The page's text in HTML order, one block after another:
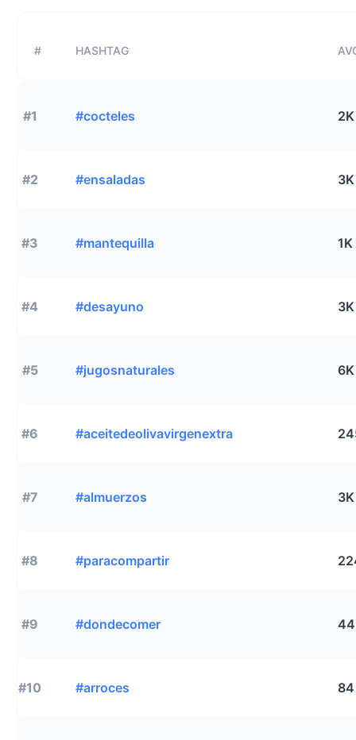
# HASHTAG
#1 #cocteles 2K
#2 #ensaladas 3K
#3 #mantequilla 1K
#4 #desayuno 3K
#5 #jugosnaturales 6K
#6 #aceitedeolivavirgenextra
#7 #almuerzos 3K
#8 #paracompartir
#9 #dondecomer
#10 #arroces 84